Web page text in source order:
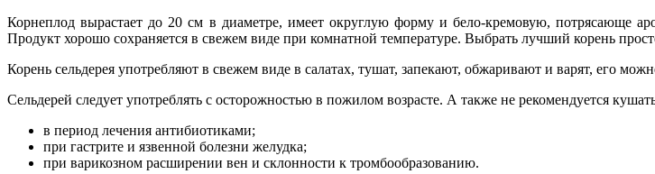
Корнеплод вырастает до 20 см в диаметре, имеет округлую форму и бело-кремовую, потрясающе
Продукт хорошо сохраняется в свежем виде при комнатной температуре. Выбрать лучший корень
Корень сельдерея употребляют в свежем виде в салатах, тушат, запекают, обжаривают и варят, его
Сельдерей следует употреблять с осторожностью в пожилом возрасте. А также не рекомендуется
в период лечения антибиотиками;
при гастрите и язвенной болезни желудка;
при варикозном расширении вен и склонности к тромбообразованию.